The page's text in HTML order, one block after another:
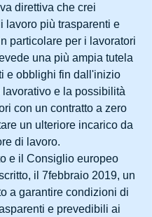
direttiva che crei
lavoro più trasparenti e
particolare per i lavoratori
una più ampia tutela
e obblighi fin dall'inizio
lavorativo e la possibilità
con un contratto a zero
un ulteriore incarico da
di lavoro.
e il Consiglio europeo
il 7febbraio 2019, un
a garantire condizioni di
e prevedibili ai